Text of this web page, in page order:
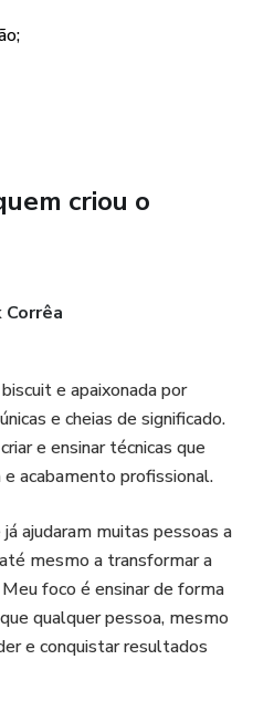
criou o
e apaixonada por
e cheias de significado.
e ensinar técnicas que
acabamento profissional.
ajudaram muitas pessoas a
mesmo a transformar a
foco é ensinar de forma
qualquer pessoa, mesmo
e conquistar resultados